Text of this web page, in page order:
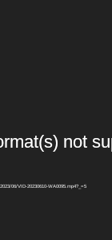
not
06/VID-20230610-WA0095.mp4?_=5